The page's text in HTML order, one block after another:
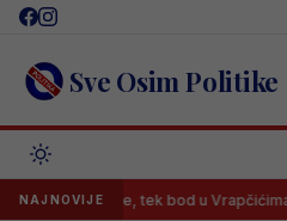
Skip
content Sve Osim Politike
NAJNOVIJE
sezone, tek bod u Vrapčićima